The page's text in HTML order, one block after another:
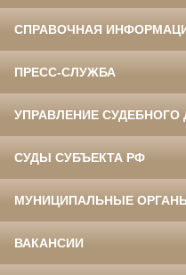
СПРАВОЧНАЯ
ПРЕСС-СЛУЖБА
УПРАВЛЕНИЕ СУДЕБНОГО
СУДЫ СУБЪЕКТА РФ
МУНИЦИПАЛЬНЫЕ
ВАКАНСИИ